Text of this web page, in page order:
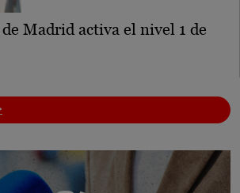
Madrid activa el nivel 1 de